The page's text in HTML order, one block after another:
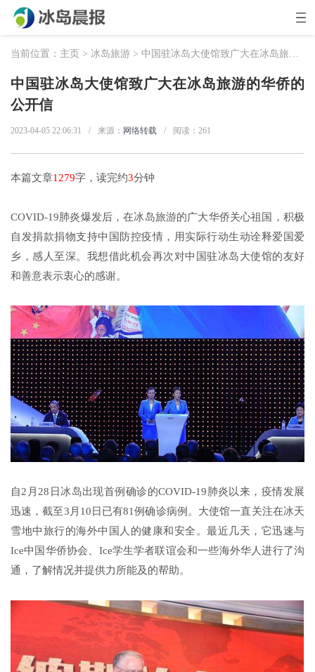
当前位置： 主页 > 冰岛旅游 > 中国驻冰岛大使馆致广大在冰岛旅游的华侨的公开信
中国驻冰岛大使馆致广大在冰岛旅游的华侨的
公开信
2023-04-05 22:06:31 / 来源： 网络转载 / 阅读： 261
本篇文章1279字，读完约3分钟
COVID-19肺炎爆发后，在冰岛旅游的广大华侨关心祖国，积极
自发捐款捐物支持中国防控疫情，用实际行动生动诠释爱国爱
乡，感人至深。我想借此机会再次对中国驻冰岛大使馆的友好
和善意表示衷心的感谢。
自2月28日冰岛出现首例确诊的COVID-19肺炎以来，疫情发展
迅速，截至3月10日已有81例确诊病例。大使馆一直关注在冰天
雪地中旅行的海外中国人的健康和安全。最近几天，它迅速与
Ice中国华侨协会、Ice学生学者联谊会和一些海外华人进行了沟
通，了解情况并提供力所能及的帮助。